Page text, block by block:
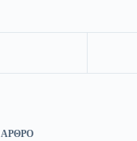
ΆΡΘΡΟ